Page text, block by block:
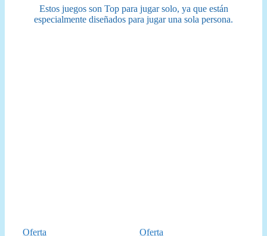
Estos juegos son Top para jugar solo, ya que están
especialmente diseñados para jugar una sola persona.
Oferta Oferta